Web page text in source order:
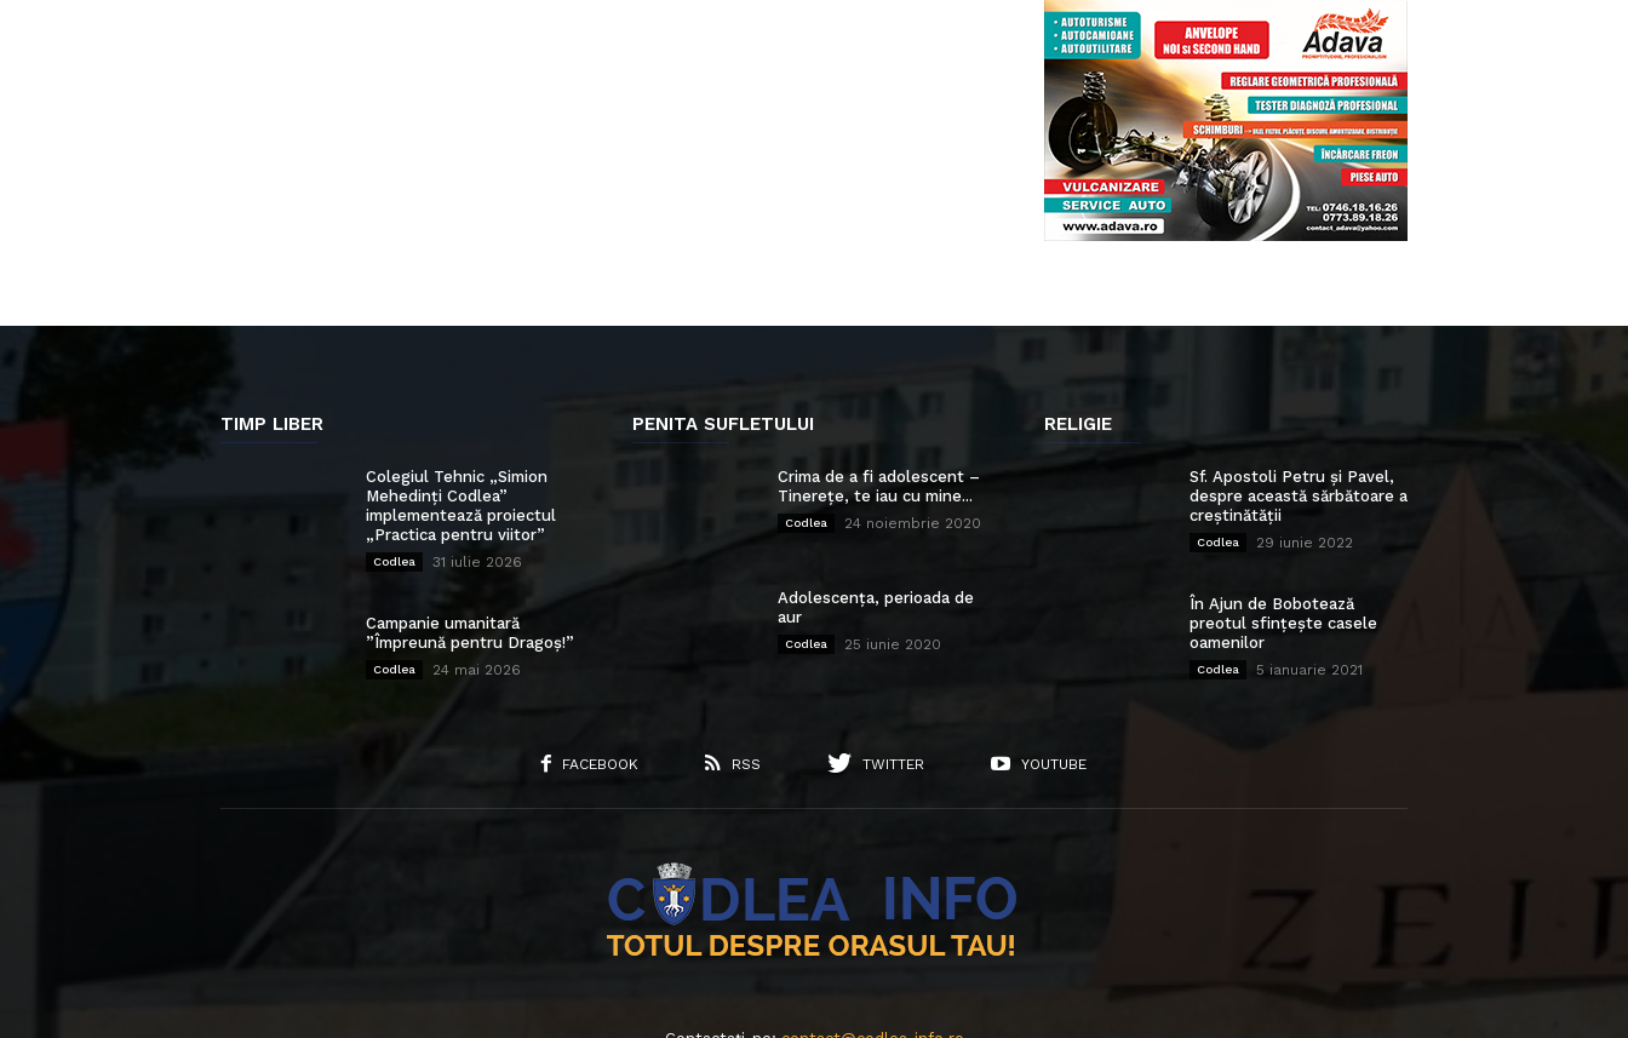
TIMP LIBER
Colegiul Tehnic „Simion
Mehedinți Codlea”
implementează proiectul
„Practica pentru viitor”
Codlea 31 iulie 2026
Campanie umanitară
”Împreună pentru Dragoș!”
Codlea 24 mai 2026
PENITA SUFLETULUI
Crima de a fi adolescent –
Tinerețe, te iau cu mine...
Codlea 24 noiembrie 2020
Adolescența, perioada de
aur
Codlea 25 iunie 2020
RELIGIE
Sf. Apostoli Petru și Pavel,
despre această sărbătoare a
creștinătății
Codlea 29 iunie 2022
În Ajun de Bobotează
preotul sfințește casele
oamenilor
Codlea 5 ianuarie 2021
FACEBOOK RSS TWITTER YOUTUBE